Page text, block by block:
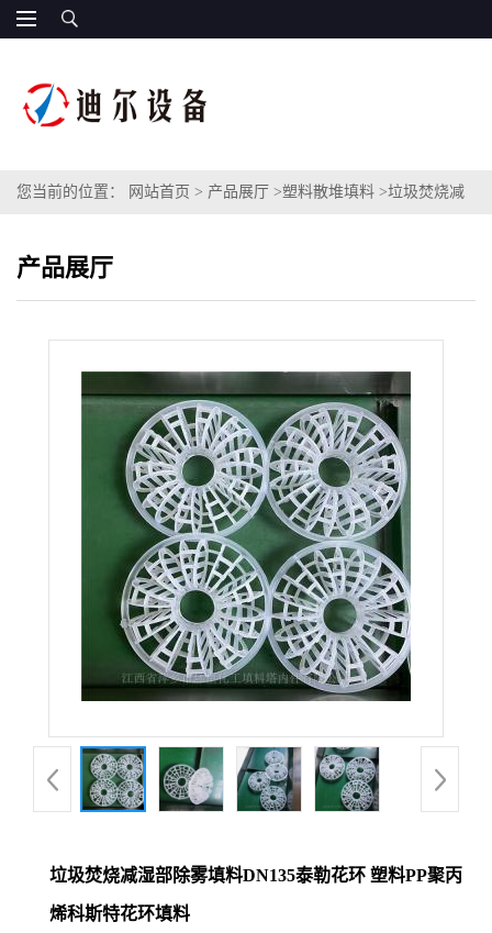
您当前的位置： 网站首页 > 产品展厅 >塑料散堆填料 >垃圾焚烧减
产品展厅
垃圾焚烧减湿部除雾填料DN135泰勒花环 塑料PP聚丙
烯科斯特花环填料